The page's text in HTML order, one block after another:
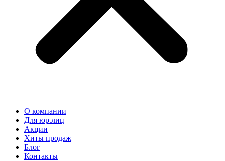
О компании
Для юр.лиц
Акции
Хиты продаж
Блог
Контакты